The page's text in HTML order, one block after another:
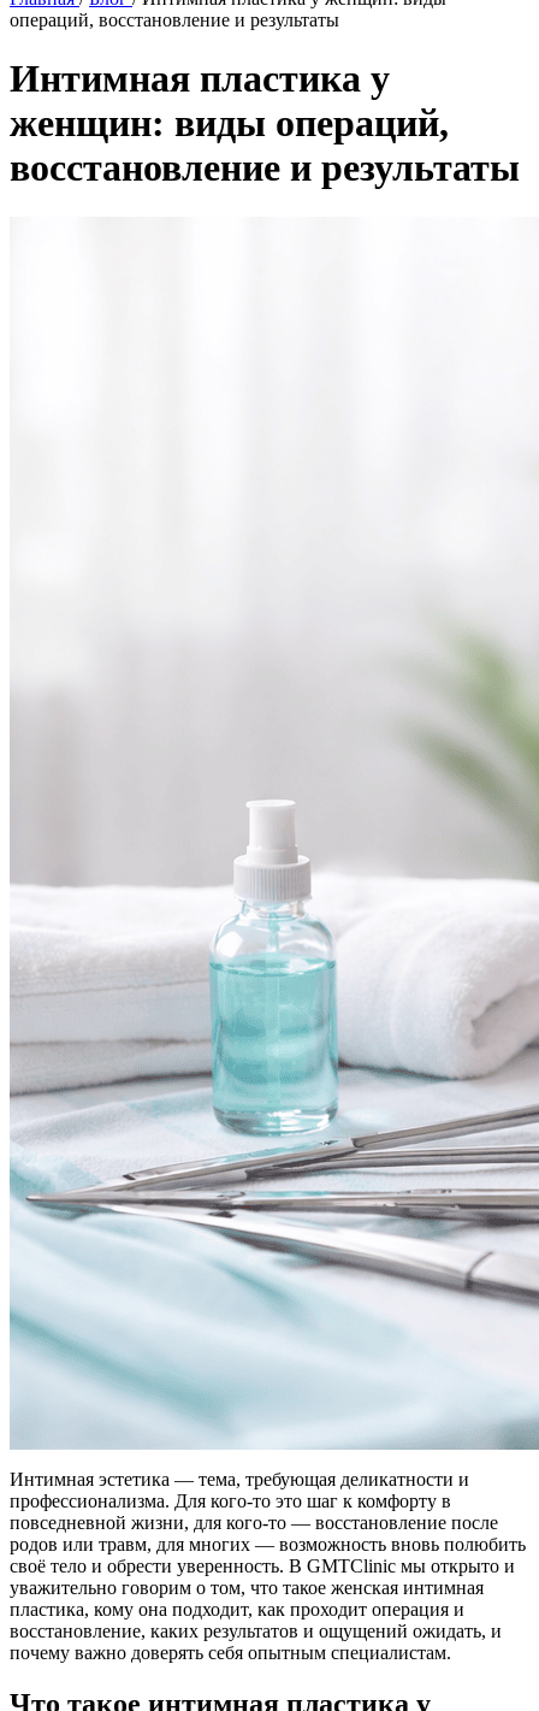
операций, восстановление и результаты
Интимная пластика у
женщин: виды операций,
восстановление и результаты
Интимная эстетика — тема, требующая деликатности и
профессионализма. Для кого-то это шаг к комфорту в
повседневной жизни, для кого-то — восстановление после
родов или травм, для многих — возможность вновь полюбить
своё тело и обрести уверенность. В GMTClinic мы открыто и
уважительно говорим о том, что такое женская интимная
пластика, кому она подходит, как проходит операция и
восстановление, каких результатов и ощущений ожидать, и
почему важно доверять себя опытным специалистам.
Что такое интимная пластика у